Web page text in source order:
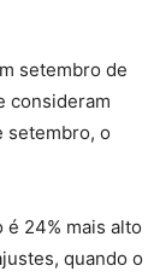
setembro de
consideram
setembro, o
é 24% mais alto
quando o